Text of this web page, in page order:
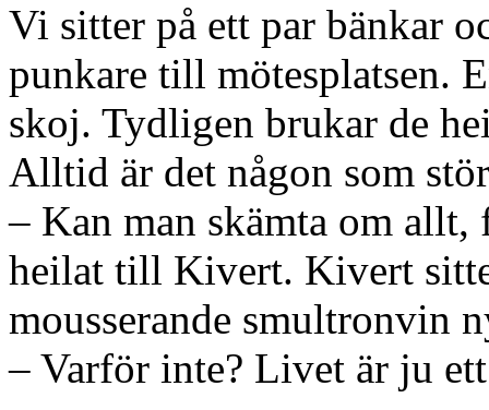
Vi sitter på ett par bänkar
punkare till mötesplatsen.
skoj. Tydligen brukar de
Alltid är det någon som
– Kan man skämta om
heilat till Kivert. Kivert
mousserande smultronvin
– Varför inte? Livet är ju